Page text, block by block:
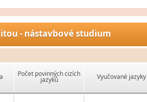
- nástavbové studium
Počet povinných cizích
jazyků Vyučované jazyky